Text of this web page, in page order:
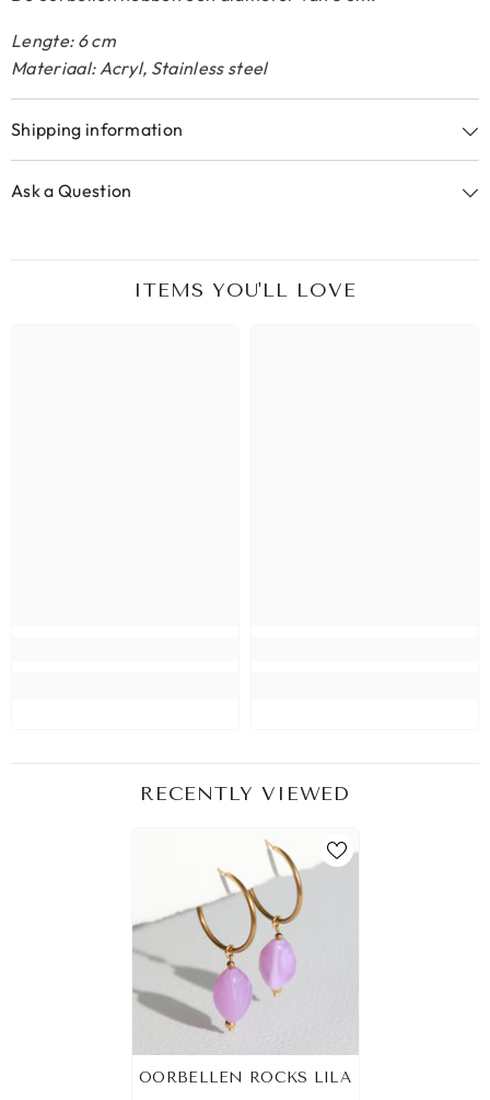
Lengte: 6 cm
Materiaal: Acryl, Stainless steel
Shipping information
Ask a Question
ITEMS YOU'LL LOVE
RECENTLY VIEWED
OORBELLEN ROCKS LILA